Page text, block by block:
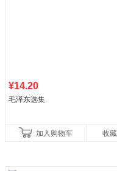
¥14.20
毛泽东选集
加入购物车 收藏